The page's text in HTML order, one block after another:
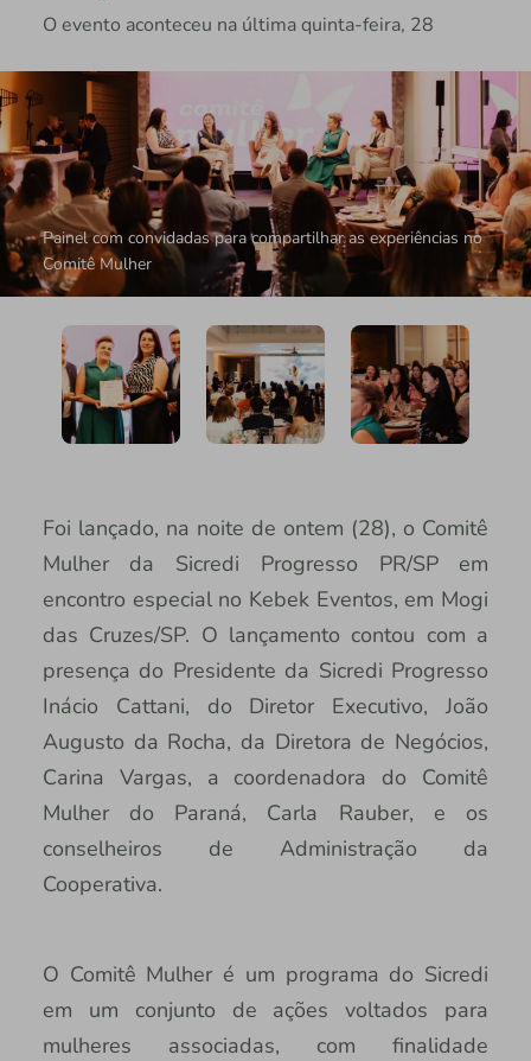
O evento aconteceu na última quinta-feira, 28
Painel com convidadas para compartilhar as experiências no
Comitê Mulher
Foi lançado, na noite de ontem (28), o Comitê
Mulher da Sicredi Progresso PR/SP em
encontro especial no Kebek Eventos, em Mogi
das Cruzes/SP. O lançamento contou com a
presença do Presidente da Sicredi Progresso
Inácio Cattani, do Diretor Executivo, João
Augusto da Rocha, da Diretora de Negócios,
Carina Vargas, a coordenadora do Comitê
Mulher do Paraná, Carla Rauber, e os
conselheiros de Administração da
Cooperativa.
O Comitê Mulher é um programa do Sicredi
em um conjunto de ações voltados para
mulheres associadas, com finalidade